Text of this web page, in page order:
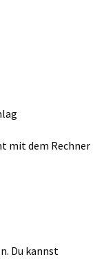
mit dem Rechner
Du kannst